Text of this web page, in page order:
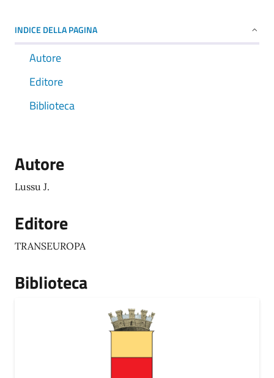
INDICE DELLA PAGINA
Autore
Editore
Biblioteca
Autore
Lussu J.
Editore
TRANSEUROPA
Biblioteca